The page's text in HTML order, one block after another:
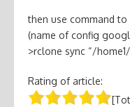
then use command
(name of config
>rclone sync “/
Rating of article: